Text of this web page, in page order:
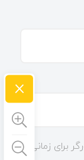
برای زمانی
×